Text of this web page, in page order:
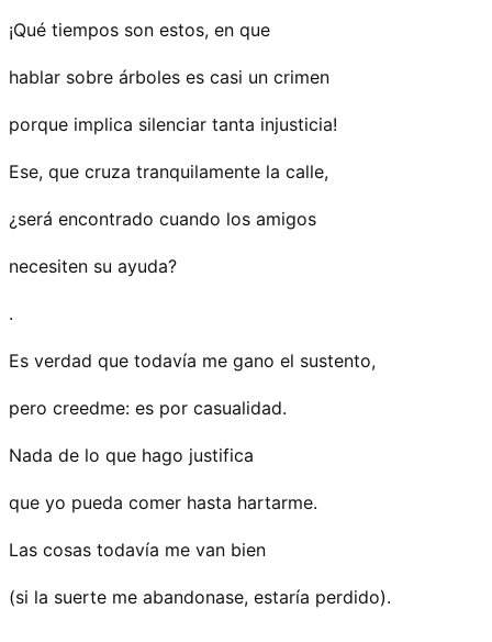
¡Qué tiempos son estos, en que
hablar sobre árboles es casi un crimen
porque implica silenciar tanta injusticia!
Ese, que cruza tranquilamente la calle,
¿será encontrado cuando los amigos
necesiten su ayuda?
.
Es verdad que todavía me gano el sustento,
pero creedme: es por casualidad.
Nada de lo que hago justifica
que yo pueda comer hasta hartarme.
Las cosas todavía me van bien
(si la suerte me abandonase, estaría perdido).